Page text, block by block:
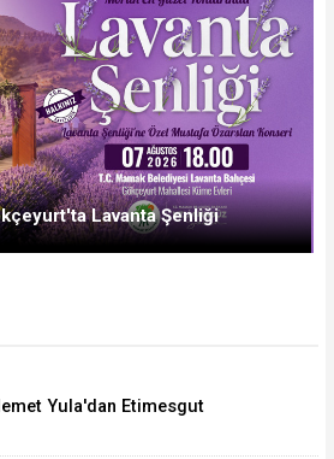
Lavanta Şenliği
Yula'dan Etimesgut